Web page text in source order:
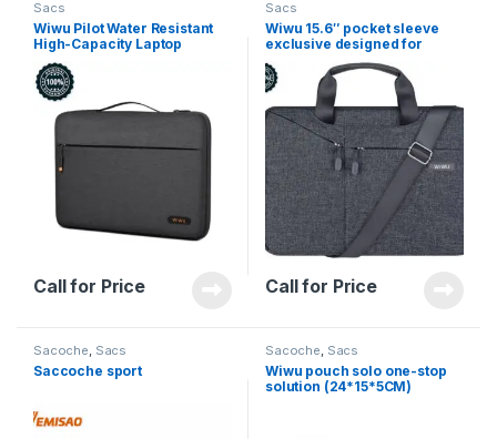
Sacs
Wiwu Pilot Water Resistant
High-Capacity Laptop
Sleeve Case 16″
Call for Price
Sacs
Wiwu 15.6″ pocket sleeve
exclusive designed for
laptop/ultrabook
Call for Price
Sacoche, Sacs
Saccoche sport
Sacoche, Sacs
Wiwu pouch solo one-stop
solution (24*15*5CM)